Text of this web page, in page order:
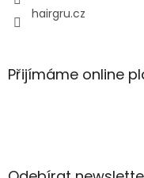
hairgru.cz
Přijímáme online